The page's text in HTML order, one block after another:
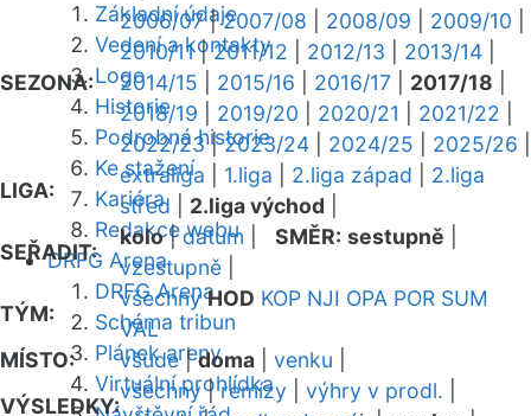
Základní údaje
Vedení a kontakty
Logo
Historie
Podrobná historie
Ke stažení
Kariéra
Redakce webu
DRFG Arena
DRFG Arena
Schéma tribun
Plánek areny
Virtuální prohlídka
SEZONA:
2006/07|2007/08 2008/09 2009/10
2010/11|2011/12 2012/13 2013/14
2014/15
2015/16 2016/17 2017/18
2018/19
2019/20 2020/21 2021/22
2022/23|2023/24 2024/25 2025/26
LIGA:
extraliga 1.liga 2.liga západ
2.liga
střed
2.liga východ
SEŘADIT:
kolo|datum SMĚR: sestupně
vzestupně
TÝM:
všechny HOD KOP NJI OPA POR SUM
VAL
MÍSTO:
všude|doma venku
VÝSLEDKY:
všechny|remízy výhry v prodl.